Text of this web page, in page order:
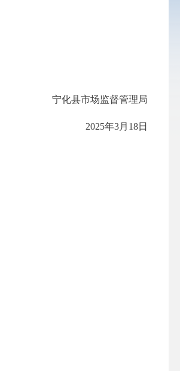
宁化县市场监督管理局
2025年3月18日